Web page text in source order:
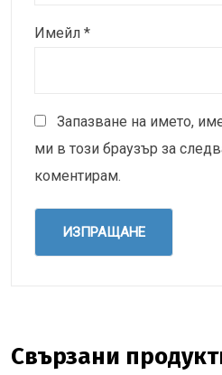
Имейл *
Запазване на името,
ми в този браузър за
коментирам.
Свързани